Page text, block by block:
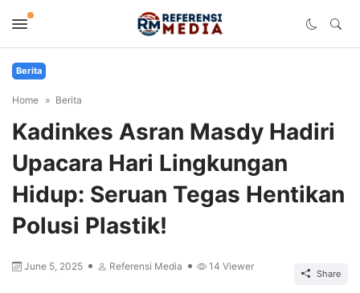
Berita
Home Berita
Kadinkes Asran Masdy Hadiri
Upacara Hari Lingkungan
Hidup: Seruan Tegas Hentikan
Polusi Plastik!
June 5, 2025 Referensi Media 14 Viewer
Share